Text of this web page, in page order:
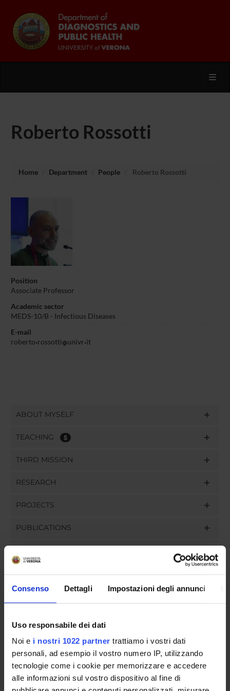
Consenso Dettagli Impostazioni degli annunci
Uso responsabile dei dati
Noi e i nostri 1022 partner trattiamo i vostri dati
personali, ad esempio il vostro numero IP, utilizzando
tecnologie come i cookie per memorizzare e accedere
alle informazioni sul vostro dispositivo al fine di
Roberto Rossotti
Home Department People Roberto Rossotti
Position
Associate Professor
Academic sector
MEDS-10/B - Infectious Diseases
E-mail
roberto rossotti univr it
ABOUT MYSELF
TEACHING 5
THIRD MISSION
RESEARCH
PROJECTS
PUBLICATIONS
ORGANISATION
GOVERNANCE
COMMITTEES
DEPARTMENT ADMINISTRATION OFFICES